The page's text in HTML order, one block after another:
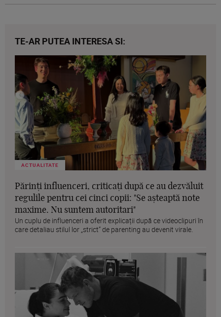
TE-AR PUTEA INTERESA SI:
ACTUALITATE
Părinți influenceri, criticați după ce au dezvăluit
regulile pentru cei cinci copii: "Se așteaptă note
maxime. Nu suntem autoritari"
Un cuplu de influenceri a oferit explicații după ce videoclipuri în
care detaliau stilul lor „strict” de parenting au devenit virale.